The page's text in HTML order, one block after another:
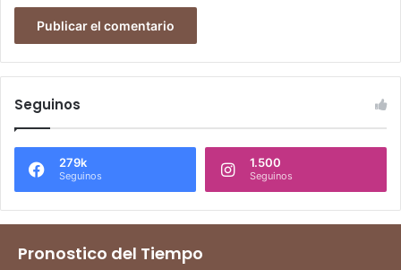
Seguinos
279k
Seguinos
1.500
Seguinos
Pronostico del Tiempo